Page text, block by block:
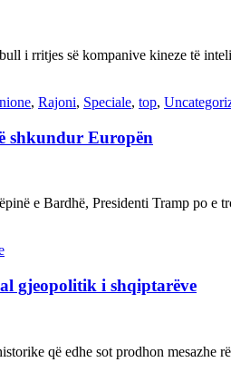
i rritjes së kompanive kineze të
, Rajoni, Speciale, top,
shkundur Europën
e Bardhë, Presidenti Tramp po e
gjeopolitik i shqiptarëve
që edhe sot prodhon mesazhe